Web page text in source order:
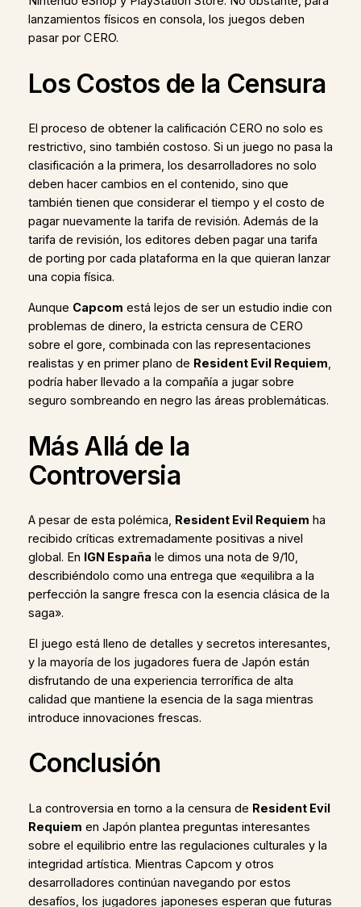
lanzamientos físicos en consola, los juegos deben
pasar por CERO.
Los Costos de la Censura
El proceso de obtener la calificación CERO no solo es
restrictivo, sino también costoso. Si un juego no pasa la
clasificación a la primera, los desarrolladores no solo
deben hacer cambios en el contenido, sino que
también tienen que considerar el tiempo y el costo de
pagar nuevamente la tarifa de revisión. Además de la
tarifa de revisión, los editores deben pagar una tarifa
de porting por cada plataforma en la que quieran lanzar
una copia física.
Aunque Capcom está lejos de ser un estudio indie con
problemas de dinero, la estricta censura de CERO
sobre el gore, combinada con las representaciones
realistas y en primer plano de Resident Evil Requiem,
podría haber llevado a la compañía a jugar sobre
seguro sombreando en negro las áreas problemáticas.
Más Allá de la
Controversia
A pesar de esta polémica, Resident Evil Requiem ha
recibido críticas extremadamente positivas a nivel
global. En IGN España le dimos una nota de 9/10,
describiéndolo como una entrega que «equilibra a la
perfección la sangre fresca con la esencia clásica de la
saga».
El juego está lleno de detalles y secretos interesantes,
y la mayoría de los jugadores fuera de Japón están
disfrutando de una experiencia terrorífica de alta
calidad que mantiene la esencia de la saga mientras
introduce innovaciones frescas.
Conclusión
La controversia en torno a la censura de Resident Evil
Requiem en Japón plantea preguntas interesantes
sobre el equilibrio entre las regulaciones culturales y la
integridad artística. Mientras Capcom y otros
desarrolladores continúan navegando por estos
desafíos, los jugadores japoneses esperan que futuras